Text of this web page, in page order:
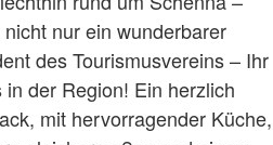
nur ein wunderbarer
des Tourismusvereins – Ihr
der Region! Ein herzlich
mit hervorragender Küche,